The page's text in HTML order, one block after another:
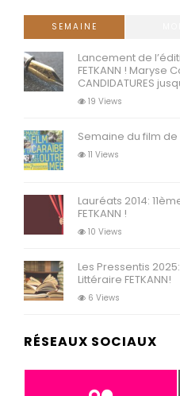
SEMAINE
Lancement de
FETKANN ! Maryse
CANDIDATURES
19 Views
Semaine du film
11 Views
Lauréats 2014:
FETKANN !
10 Views
Les Pressentis
Littéraire FETKANN!
6 Views
RÉSEAUX SOCIAUX